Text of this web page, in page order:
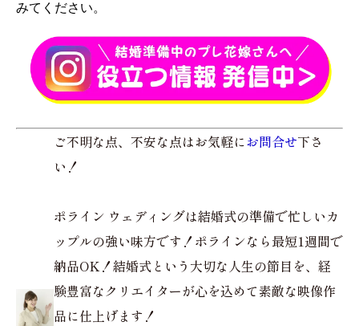
みてください。
ご不明な点、不安な点はお気軽にお問合せ下さ
い！
ポライン ウェディングは結婚式の準備で忙しいカ
ップルの強い味方です！ポラインなら最短1週間で
納品OK！結婚式という大切な人生の節目を、経
験豊富なクリエイターが心を込めて素敵な映像作
品に仕上げます！